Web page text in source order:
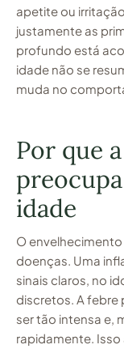
apetite ou
justamente as
profundo está
idade não se
muda no
Por que
idade
O
doenças. Uma
sinais claros, no
discretos. A febre
ser tão intensa e,
rapidamente.